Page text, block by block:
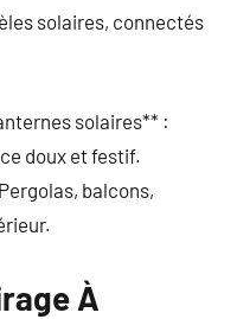
solaires, connectés
solaires** :
doux et festif.
balcons,
À